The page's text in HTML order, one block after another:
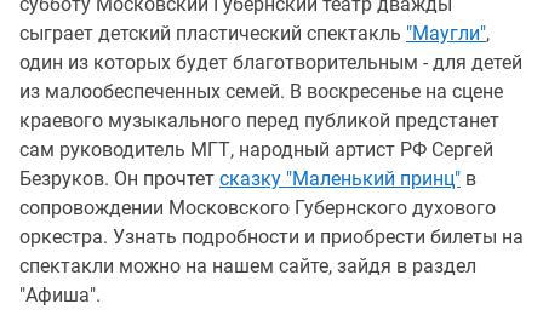
сыграет детский пластический спектакль "Маугли",
один из которых будет благотворительным - для детей
из малообеспеченных семей. В воскресенье на сцене
краевого музыкального перед публикой предстанет
сам руководитель МГТ, народный артист РФ Сергей
Безруков. Он прочтет сказку "Маленький принц" в
сопровождении Московского Губернского духового
оркестра. Узнать подробности и приобрести билеты на
спектакли можно на нашем сайте, зайдя в раздел
"Афиша".